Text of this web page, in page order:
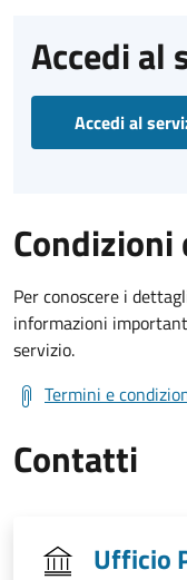
Accedi al
Accedi al
Per conoscere i
informazioni
servizio.
Termini e
Contatti
Ufficio